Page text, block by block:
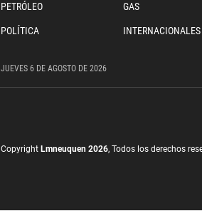
PETRÓLEO GAS
POLÍTICA INTERNACIONALES
JUEVES 6 DE AGOSTO DE 2026
Copyright Lmneuquen 2026, Todos los derechos